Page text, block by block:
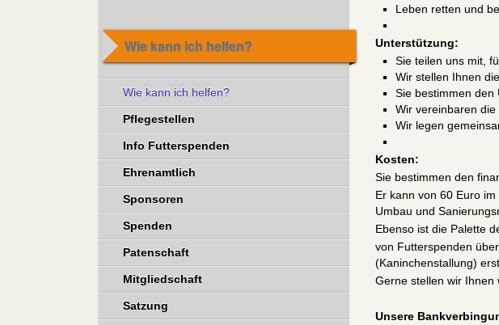
Wie kann ich helfen?
Wie kann ich helfen?
Pflegestellen
Info Futterspenden
Ehrenamtlich
Sponsoren
Spenden
Patenschaft
Mitgliedschaft
Satzung
Leben retten und
Unterstützung:
Sie teilen uns mit,
Wir stellen Ihnen
Sie bestimmen den
Wir vereinbaren
Wir legen
Kosten:
Sie bestimmen den
Er kann von 60 Euro
Umbau und
Ebenso ist die Palette
von Futterspenden
(Kaninchenstallung)
Gerne stellen wir Ihnen
Unsere